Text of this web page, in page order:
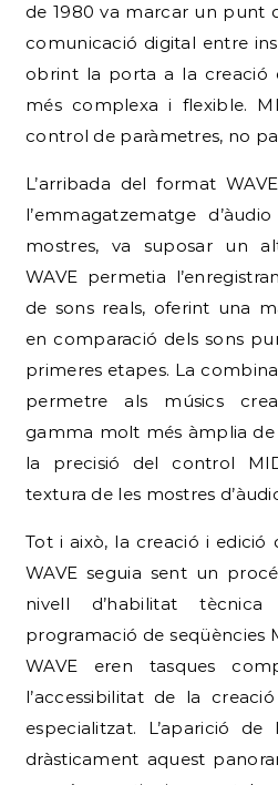
de 1980 va marcar un punt
comunicació digital entre
obrint la porta a la creació
més complexa i flexible.
control de paràmetres, no
L’arribada del format
l’emmagatzematge
mostres, va suposar un
WAVE permetia
de sons reals, oferint una
en comparació dels sons
primeres etapes. La
permetre als músics
gamma molt més àmplia
la precisió del control
textura de les mostres
Tot i això, la creació i
WAVE seguia sent un
nivell d’habilitat
programació de seqüències
WAVE eren tasques
l’accessibilitat de la
especialitzat. L’aparició
dràsticament aquest